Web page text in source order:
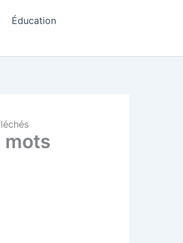
Éducation
mots